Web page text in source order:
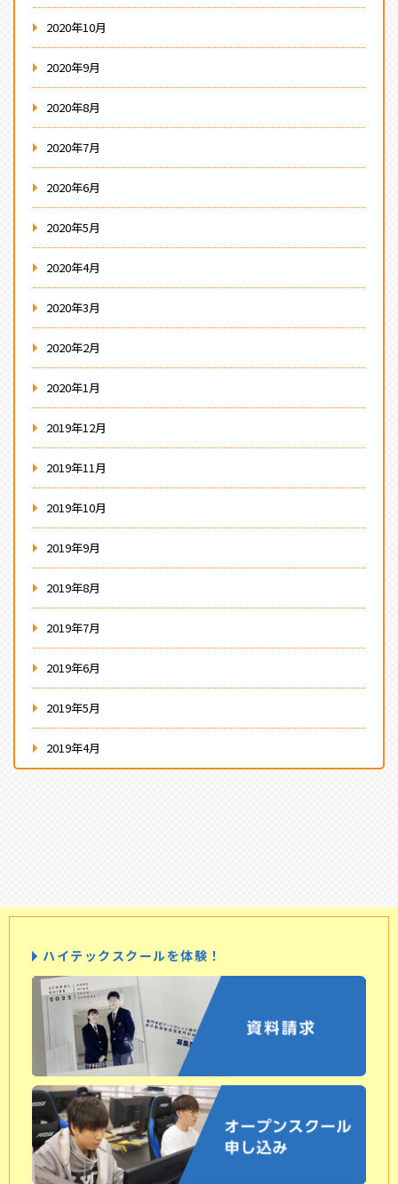
2020年10月
2020年9月
2020年8月
2020年7月
2020年6月
2020年5月
2020年4月
2020年3月
2020年2月
2020年1月
2019年12月
2019年11月
2019年10月
2019年9月
2019年8月
2019年7月
2019年6月
2019年5月
2019年4月
ハイテックスクールを体験！